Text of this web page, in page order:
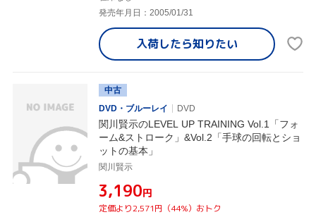
発売年月日：2005/01/31
入荷したら知りたい
中古
DVD・ブルーレイ
DVD
関川賢示のLEVEL UP TRAINING Vol.1「フォ
ーム&ストローク」&Vol.2「手球の回転とショ
ットの基本」
関川賢示
¥3,190円
定価より2,571円（44%）おトク